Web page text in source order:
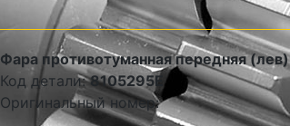
Фара противотуманная передняя (лев)
Код детали:8105295E
Оригинальный номер: